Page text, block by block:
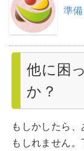
準
他に困
か？
もしかしたら
もしれません